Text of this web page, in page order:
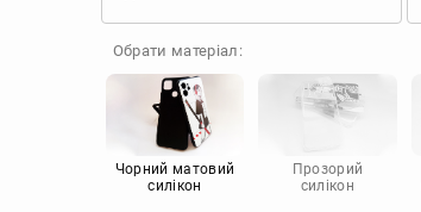
Samsung
Apple
Oppo
Realme
OnePlus
Google
Doogee
Motorola
Обрати матеріал:
Чорний матовий
силікон
Прозорий
силікон